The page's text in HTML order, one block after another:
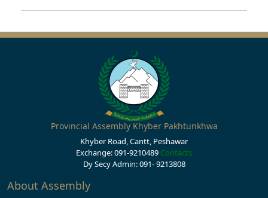
Provincial Assembly Khyber Pakhtunkhwa
Khyber Road, Cantt, Peshawar
Exchange: 091-9210489 Contacts
Dy Secy Admin: 091- 9213808
About Assembly